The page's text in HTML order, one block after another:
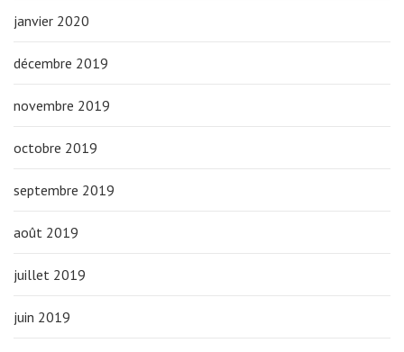
janvier 2020
décembre 2019
novembre 2019
octobre 2019
septembre 2019
août 2019
juillet 2019
juin 2019